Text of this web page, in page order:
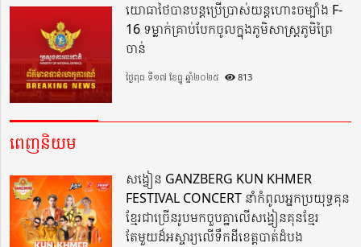
យោធាថៃបានបន្តប្រើប្រាស់យន្តហោះចម្បាំង F-
16 ទម្លាក់គ្រាប់បែកចូលក្នុងភូមិសាស្ត្រភូមិព្រៃ
ចាន់
ថ្ងៃពុធ ទី១៧ ខែធ្នូ ឆ្នាំ២០២៥ 813
ពេញនិយម
សង្វៀន GANZBERG KUN KHMER
FESTIVAL CONCERT នាំកំពូលអ្នកប្រយុទ្ធគុន
ខ្មែរជាច្រើនរូបមកចួបគ្នាលើសង្វៀនគុនខ្មែរ
តែមួយដ៏អស្ចារ្យលើទឹកដីខេត្តបាត់ដំបង